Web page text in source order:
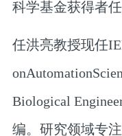
科学基金获得者任
任洪亮教授现任
Biological
编。研究领域专